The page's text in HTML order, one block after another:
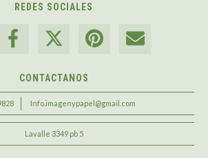
REDES SOCIALES
CONTACTANOS
Info.imagenypapel@gmail.com
Lavalle 3349 pb 5